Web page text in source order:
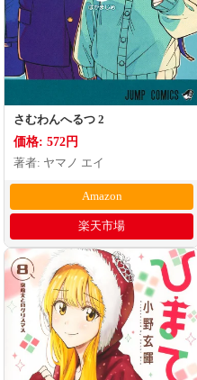
さむわんへるつ 2
価格: 572円
著者: ヤマノ エイ
Amazon
楽天市場